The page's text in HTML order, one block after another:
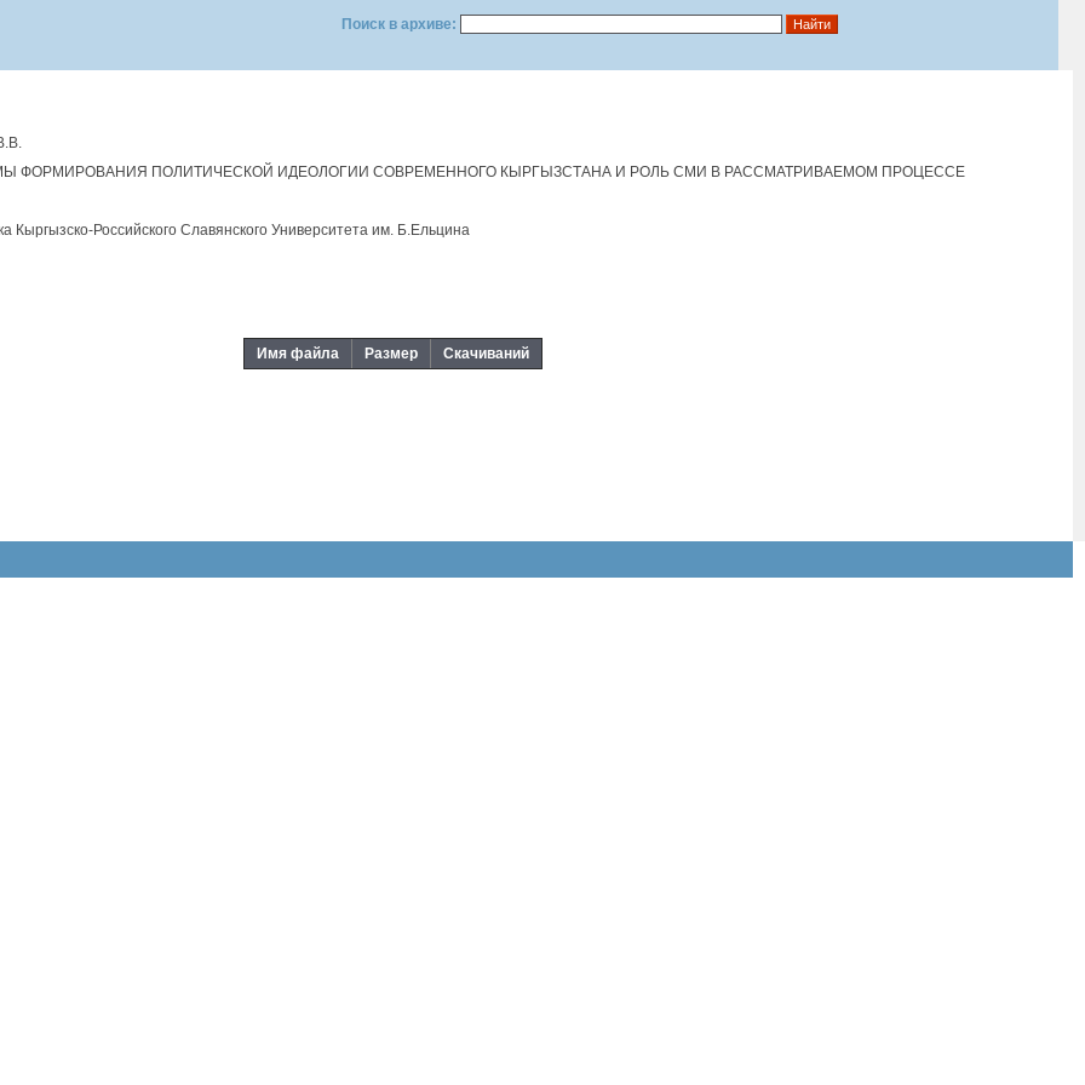
Поиск в архиве:
ФОРМИРОВАНИЯ ПОЛИТИЧЕСКОЙ ИДЕОЛОГИИ СОВРЕМЕННОГО КЫРГЫЗСТАНА И РОЛЬ СМИ В РАССМАТРИВАЕМОМ ПРОЦЕССЕ
Кыргызско-Российского Славянского Университета им. Б.Eльцина
Имя файла Размер Скачиваний